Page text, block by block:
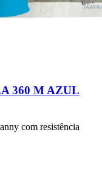
360 M AZUL
com resistência